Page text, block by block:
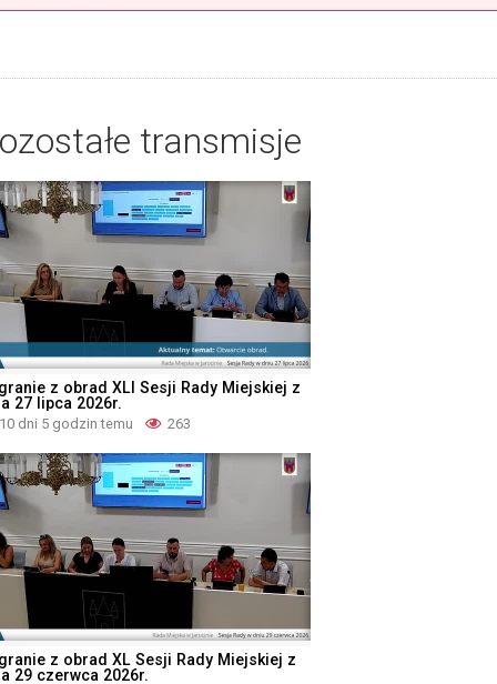
transmisje
z obrad XLI Sesji Rady Miejskiej z
27 lipca 2026r.
10 dni 5 godzin temu 263
z obrad XL Sesji Rady Miejskiej z
29 czerwca 2026r.